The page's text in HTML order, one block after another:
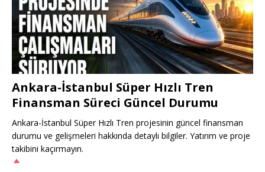
Ankara-İstanbul Süper Hızlı Tren
Finansman Süreci Güncel Durumu
Ankara-İstanbul Süper Hızlı Tren projesinin güncel finansman
durumu ve gelişmeleri hakkında detaylı bilgiler. Yatırım ve proje
takibini kaçırmayın.